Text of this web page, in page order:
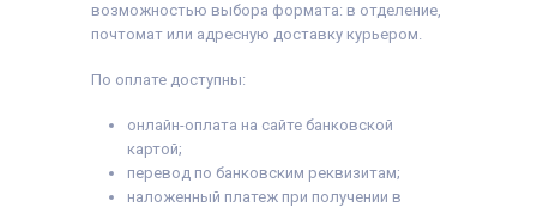
возможностью выбора формата: в отделение,
почтомат или адресную доставку курьером.
По оплате доступны:
онлайн-оплата на сайте банковской
картой;
перевод по банковским реквизитам;
наложенный платеж при получении в